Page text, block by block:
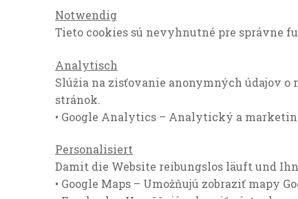
Notwendig
Tieto cookies sú nevyhnutné pre správne
Analytisch
Slúžia na zisťovanie anonymných údajov
stránok.
• Google Analytics – Analytický a
Personalisiert
Damit die Website reibungslos läuft und
• Google Maps – Umožňujú zobraziť mapy
Diese Cookies
sind notwendig,
ordnungsgemäße
Funktionieren
der Website zu
gewährleisten.
Analytisch
Sie werden
verwendet,